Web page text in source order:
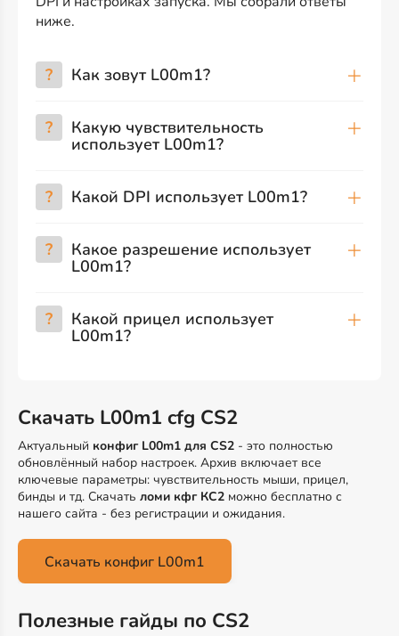
ниже.
? Как зовут L00m1?
? Какую чувствительность
использует L00m1?
? Какой DPI использует L00m1?
? Какое разрешение использует
L00m1?
? Какой прицел использует
L00m1?
Скачать L00m1 cfg CS2
Актуальный конфиг L00m1 для CS2 - это полностью
обновлённый набор настроек. Архив включает все
ключевые параметры: чувствительность мыши, прицел,
бинды и тд. Скачать ломи кфг КС2 можно бесплатно с
нашего сайта - без регистрации и ожидания.
Скачать конфиг L00m1
Полезные гайды по CS2